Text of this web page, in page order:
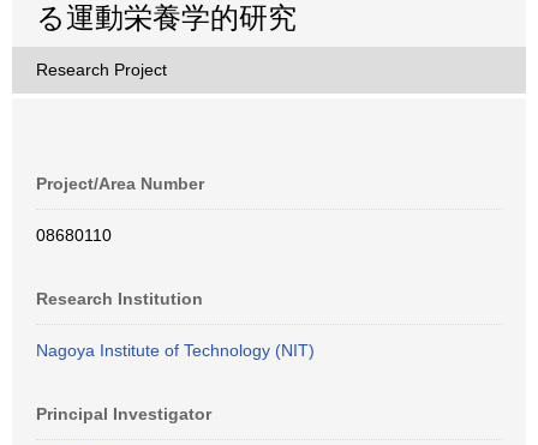
る運動栄養学的研究
Research Project
Project/Area Number
08680110
Research Institution
Nagoya Institute of Technology (NIT)
Principal Investigator